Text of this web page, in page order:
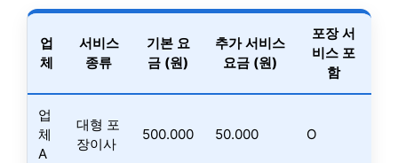
업
체
서비스
종류
기본 요
금 (원)
추가 서비스
요금 (원)
포장 서
비스 포
함
업
체
A
대형 포
장이사
500.000 50.000 O